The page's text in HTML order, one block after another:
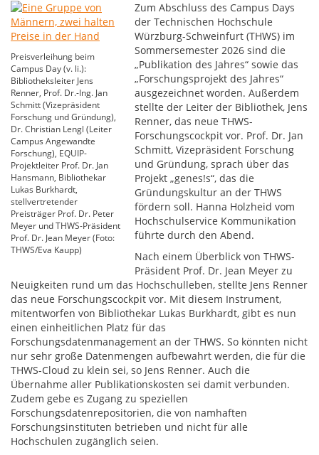
Preisverleihung beim
Campus Day (v. li.):
Bibliotheksleiter Jens
Renner, Prof. Dr.-Ing. Jan
Schmitt (Vizepräsident
Forschung und Gründung),
Dr. Christian Lengl (Leiter
Campus Angewandte
Forschung), EQUIP-
Projektleiter Prof. Dr. Jan
Hansmann, Bibliothekar
Lukas Burkhardt,
stellvertretender
Preisträger Prof. Dr. Peter
Meyer und THWS-Präsident
Prof. Dr. Jean Meyer (Foto:
THWS/Eva Kaupp)
Zum Abschluss des Campus Days
der Technischen Hochschule
Würzburg-Schweinfurt (THWS) im
Sommersemester 2026 sind die
„Publikation des Jahres“ sowie das
„Forschungsprojekt des Jahres“
ausgezeichnet worden. Außerdem
stellte der Leiter der Bibliothek, Jens
Renner, das neue THWS-
Forschungscockpit vor. Prof. Dr. Jan
Schmitt, Vizepräsident Forschung
und Gründung, sprach über das
Projekt „genes!s“, das die
Gründungskultur an der THWS
fördern soll. Hanna Holzheid vom
Hochschulservice Kommunikation
führte durch den Abend.
Nach einem Überblick von THWS-
Präsident Prof. Dr. Jean Meyer zu
Neuigkeiten rund um das Hochschulleben, stellte Jens Renner
das neue Forschungscockpit vor. Mit diesem Instrument,
mitentworfen von Bibliothekar Lukas Burkhardt, gibt es nun
einen einheitlichen Platz für das
Forschungsdatenmanagement an der THWS. So könnten nicht
nur sehr große Datenmengen aufbewahrt werden, die für die
THWS-Cloud zu klein sei, so Jens Renner. Auch die
Übernahme aller Publikationskosten sei damit verbunden.
Zudem gebe es Zugang zu speziellen
Forschungsdatenrepositorien, die von namhaften
Forschungsinstituten betrieben und nicht für alle
Hochschulen zugänglich seien.